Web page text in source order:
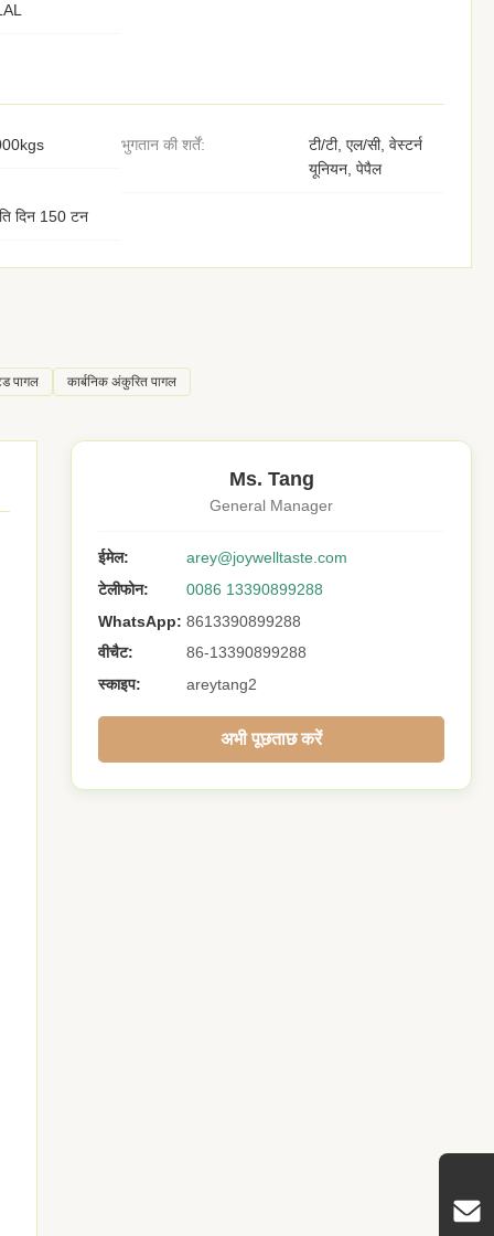
भुगतान की शर्तें:
टी/टी, एल/सी, वेस्टर्न
यूनियन, पेपैल
दिन 150 टन
पागल कार्बनिक अंकुरित पागल
Ms. Tang
General Manager
ईमेल:
arey@joywelltaste.com
टेलीफोन:
0086 13390899288
WhatsApp: 8613390899288
वीचैट:
86-13390899288
स्काइप:
areytang2
अभी पूछताछ करें